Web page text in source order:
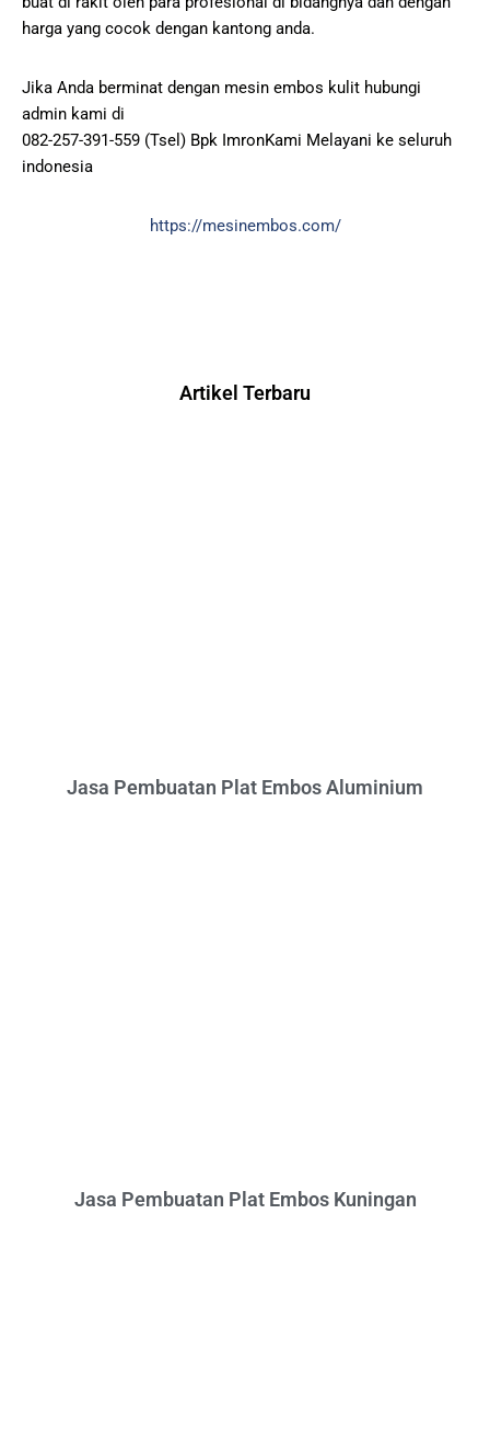
harga yang cocok dengan kantong anda.
Jika Anda berminat dengan mesin embos kulit hubungi
admin kami di
082-257-391-559 (Tsel) Bpk ImronKami Melayani ke seluruh
indonesia
https://mesinembos.com/
Artikel Terbaru
Jasa Pembuatan Plat Embos Aluminium
Jasa Pembuatan Plat Embos Kuningan